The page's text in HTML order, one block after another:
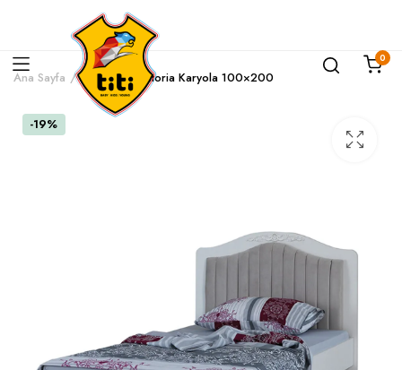
0
Ana Sayfa Karyola Victoria Karyola 100×200
-19%